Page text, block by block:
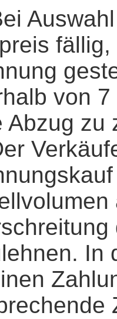
von
Abzug zu
In